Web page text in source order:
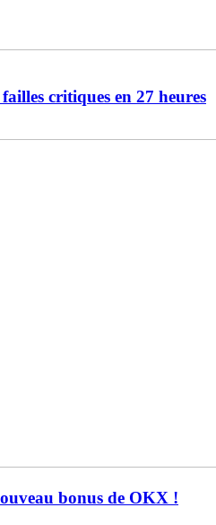
critiques en 27 heures
bonus de OKX !